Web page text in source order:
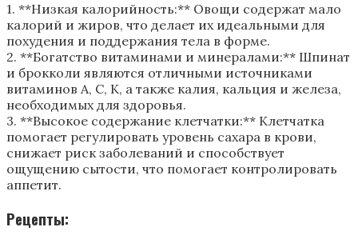
1. **Низкая калорийность:** Овощи содержат мало
калорий и жиров, что делает их идеальными для
похудения и поддержания тела в форме.
2. **Богатство витаминами и минералами:** Шпинат
и брокколи являются отличными источниками
витаминов А, С, К, а также калия, кальция и железа,
необходимых для здоровья.
3. **Высокое содержание клетчатки:** Клетчатка
помогает регулировать уровень сахара в крови,
снижает риск заболеваний и способствует
ощущению сытости, что помогает контролировать
аппетит.
Рецепты: